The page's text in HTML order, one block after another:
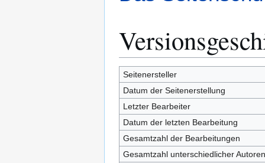
Seitenersteller
Datum der Seitenerstellung
Letzter Bearbeiter
Datum der letzten Bearbeitung
Gesamtzahl der Bearbeitungen
Gesamtzahl unterschiedlicher Autoren